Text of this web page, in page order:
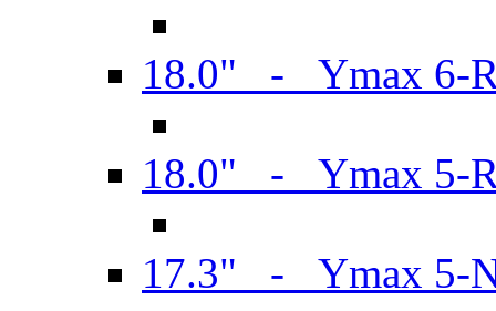
18.0" - Ymax 6-
18.0" - Ymax 5-
17.3" - Ymax 5-